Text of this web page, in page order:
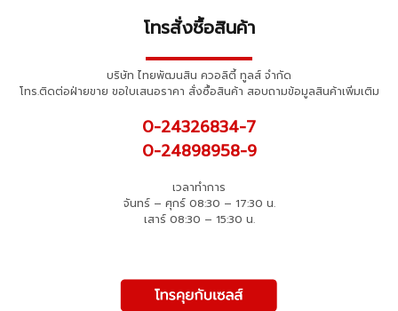
โทรสั่งซื้อสินค้า
▬▬▬▬▬▬▬▬▬▬
บริษัท ไทยพัฒนสิน ควอลิตี้ ทูลส์ จำกัด
โทร.ติดต่อฝ่ายขาย ขอใบเสนอราคา สั่งซื้อสินค้า สอบถามข้อมูลสินค้าเพิ่มเติม
0-24326834-7
0-24898958-9
เวลาทำการ
จันทร์ – ศุกร์ 08:30 – 17:30 น.
เสาร์ 08:30 – 15:30 น.